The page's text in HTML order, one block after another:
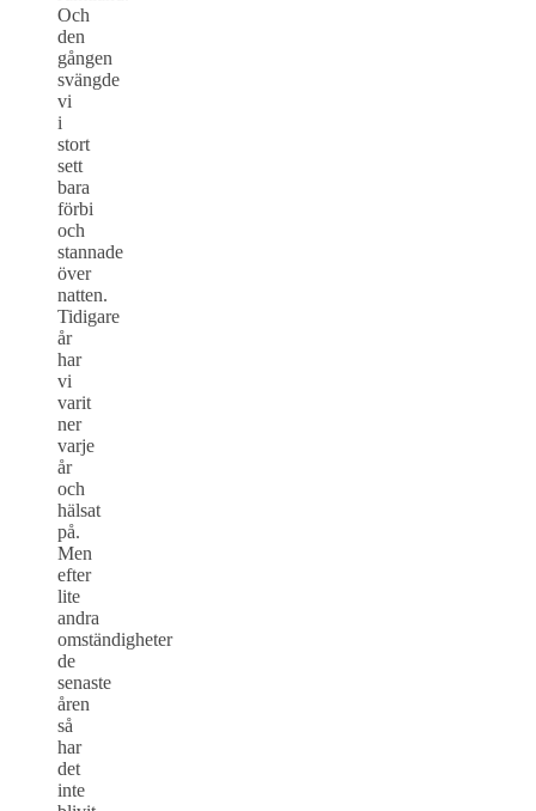
Och
den
gången
svängde
vi
i
stort
sett
bara
förbi
och
stannade
över
natten.
Tidigare
år
har
vi
varit
ner
varje
år
och
hälsat
på.
Men
efter
lite
andra
omständigheter
de
senaste
åren
så
har
det
inte